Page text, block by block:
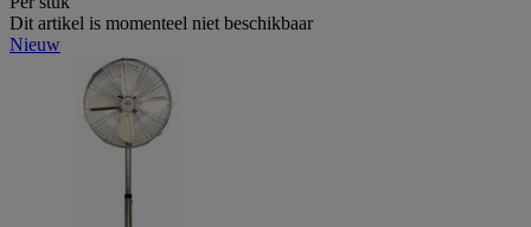
Dit artikel is momenteel niet beschikbaar
Nieuw